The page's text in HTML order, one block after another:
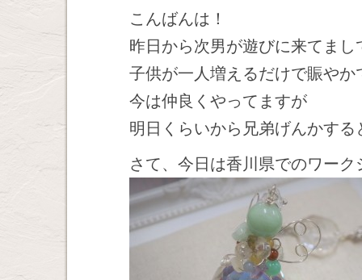
こんばんは！
昨日から次男が遊びに来てまし
子供が一人増えるだけで賑やか
今は仲良くやってますが
明日くらいから兄弟げんかす
さて、今日は香川県でのワー